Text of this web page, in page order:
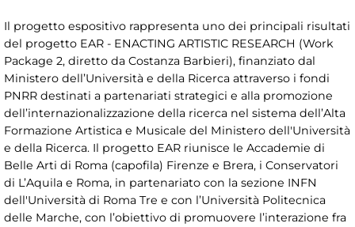
Il progetto espositivo rappresenta uno dei principali risultati
del progetto EAR - ENACTING ARTISTIC RESEARCH (Work
Package 2, diretto da Costanza Barbieri), finanziato dal
Ministero dell’Università e della Ricerca attraverso i fondi
PNRR destinati a partenariati strategici e alla promozione
dell’internazionalizzazione della ricerca nel sistema dell’Alta
Formazione Artistica e Musicale del Ministero dell'Università
e della Ricerca. Il progetto EAR riunisce le Accademie di
Belle Arti di Roma (capofila) Firenze e Brera, i Conservatori
di L’Aquila e Roma, in partenariato con la sezione INFN
dell'Università di Roma Tre e con l’Università Politecnica
delle Marche, con l’obiettivo di promuovere l’interazione fra